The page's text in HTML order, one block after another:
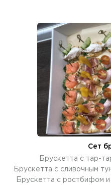
Сет
Брускетта с тар-
Брускетта с сливочным
Брускетта с ростбифом